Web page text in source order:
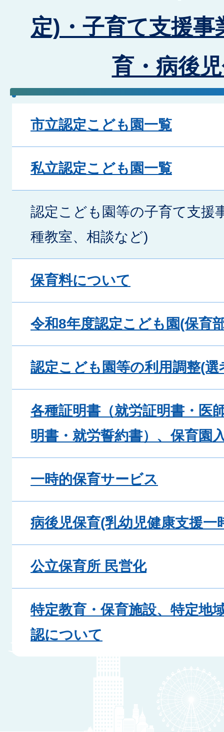
定)・子育て支援事
育・病後
市立認定こども園一覧
私立認定こども園一覧
認定こども園等の子育て支援
種教室、相談など)
保育料について
令和8年度認定こども園(保育
認定こども園等の利用調整(
各種証明書（就労証明書・医
明書・就労誓約書）、保育園
一時的保育サービス
病後児保育(乳幼児健康支援一
公立保育所 民営化
特定教育・保育施設、特定地
認について